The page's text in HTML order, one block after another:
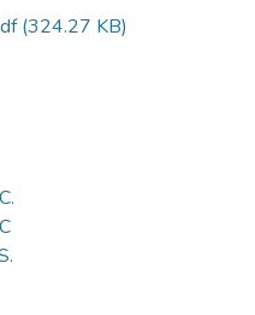
(324.27 KB)